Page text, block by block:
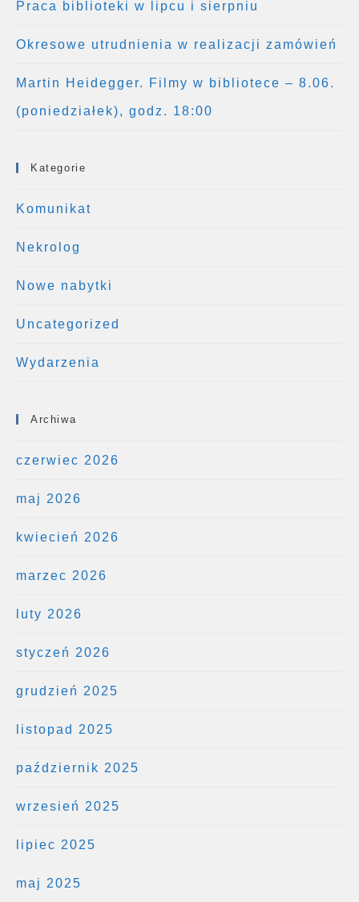
Praca biblioteki w lipcu i sierpniu
Okresowe utrudnienia w realizacji zamówień
Martin Heidegger. Filmy w bibliotece – 8.06.
(poniedziałek), godz. 18:00
Kategorie
Komunikat
Nekrolog
Nowe nabytki
Uncategorized
Wydarzenia
Archiwa
czerwiec 2026
maj 2026
kwiecień 2026
marzec 2026
luty 2026
styczeń 2026
grudzień 2025
listopad 2025
październik 2025
wrzesień 2025
lipiec 2025
maj 2025